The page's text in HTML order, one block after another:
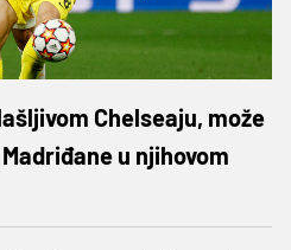
Chelseaju, može
u njihovom